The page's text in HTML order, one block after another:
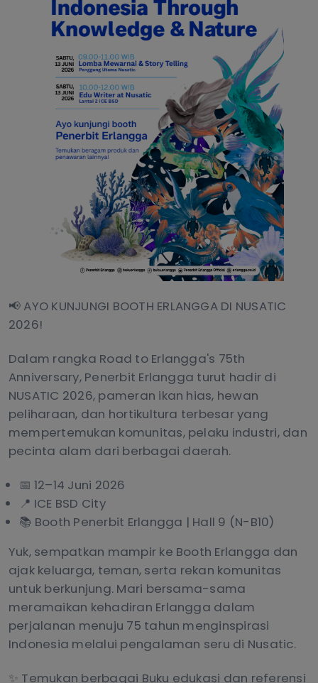
📢 AYO KUNJUNGI BOOTH ERLANGGA DI NUSATIC
2026!
Dalam rangka Road to Erlangga's 75th
Anniversary, Penerbit Erlangga turut hadir di
NUSATIC 2026, pameran ikan hias, hewan
peliharaan, dan hortikultura terbesar yang
mempertemukan komunitas, pelaku industri, dan
pecinta alam dari berbagai daerah.
📅 12–14 Juni 2026
📍 ICE BSD City
📚 Booth Penerbit Erlangga | Hall 9 (N-B10)
Yuk, sempatkan mampir ke Booth Erlangga dan
ajak keluarga, teman, serta rekan komunitas
untuk berkunjung. Mari bersama-sama
meramaikan kehadiran Erlangga dalam
perjalanan menuju 75 tahun menginspirasi
Indonesia melalui pengalaman seru di Nusatic.
✨ Temukan berbagai Buku edukasi dan referensi